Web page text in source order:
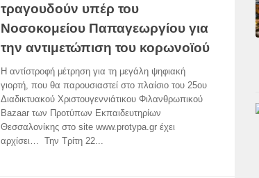
τραγουδούν υπέρ του
Νοσοκομείου Παπαγεωργίου για
την αντιμετώπιση του κορωνοϊού
Η αντίστροφή μέτρηση για τη μεγάλη ψηφιακή
γιορτή, που θα παρουσιαστεί στο πλαίσιο του 25ου
Διαδικτυακού Χριστουγεννιάτικου Φιλανθρωπικού
Bazaar των Προτύπων Εκπαιδευτηρίων
Θεσσαλονίκης στο site www.protypa.gr έχει
αρχίσει… Την Τρίτη 22...